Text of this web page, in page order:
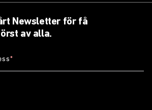
Newsletter för få
av alla.
*